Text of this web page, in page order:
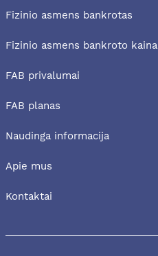
Fizinio asmens bankrotas
Fizinio asmens bankroto kaina
FAB privalumai
FAB planas
Naudinga informacija
Apie mus
Kontaktai